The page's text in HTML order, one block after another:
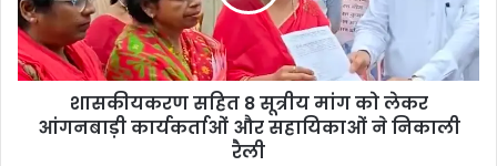
को
लेकर
आंगनबाड़ी
कार्यकर्ताओं
सहायिकाओं
शासकीयकरण सहित 8 सूत्रीय मांग को लेकर
आंगनबाड़ी कार्यकर्ताओं और सहायिकाओं ने निकाली
रैली